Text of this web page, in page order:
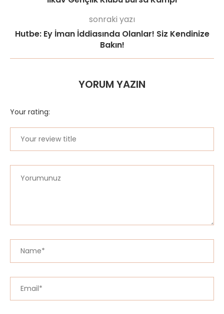
sonraki yazı
Hutbe: Ey İman İddiasında Olanlar! Siz Kendinize
Bakın!
YORUM YAZIN
Your rating: